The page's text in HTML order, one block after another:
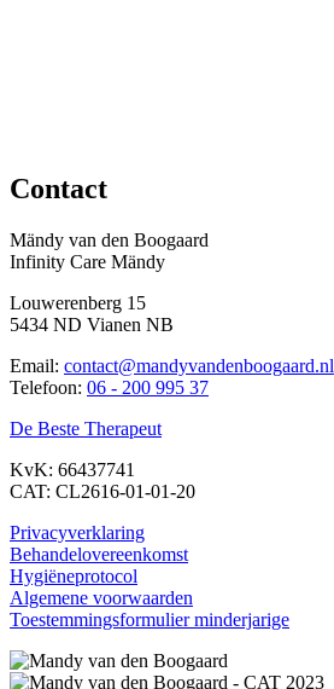
Contact
Mändy van den Boogaard
Infinity Care Mändy
Louwerenberg 15
5434 ND Vianen NB
Email: contact@mandyvandenboogaard.nl
Telefoon: 06 - 200 995 37
De Beste Therapeut
KvK: 66437741
CAT: CL2616-01-01-20
Privacyverklaring
Behandelovereenkomst
Hygiëneprotocol
Algemene voorwaarden
Toestemmingsformulier minderjarige